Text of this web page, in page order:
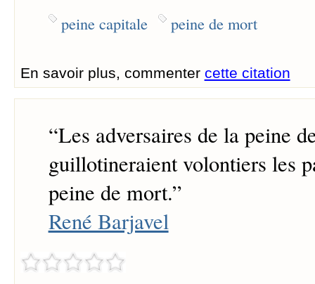
peine capitale peine de mort
En savoir plus, commenter cette citation
“Les adversaires de la peine
guillotineraient volontiers les
peine de mort.”
René Barjavel